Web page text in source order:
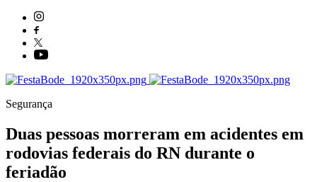
Segurança
Duas pessoas morreram em acidentes em
rodovias federais do RN durante o
feriadão